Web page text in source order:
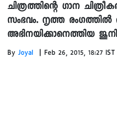
ചിത്രത്തിന്റെ ഗാന
സംഭവം. നൃത്ത രംഗത്തിൽ
അഭിനയിക്കാനെത്തിയ
By Joyal | Feb 26, 2015, 18:27 IST